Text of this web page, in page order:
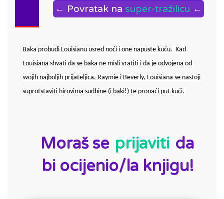
← Povratak na super-tražilicu ←
Baka probudi Louisianu usred noći i one napuste kuću.  Kad
Louisiana shvati da se baka ne misli vratiti i da je odvojena od
svojih najboljih prijateljica, Raymie i Beverly, Louisiana se nastoji
suprotstaviti hirovima sudbine (i baki!) te pronaći put kući.
Moraš se prijaviti da
bi ocijenio/la knjigu!